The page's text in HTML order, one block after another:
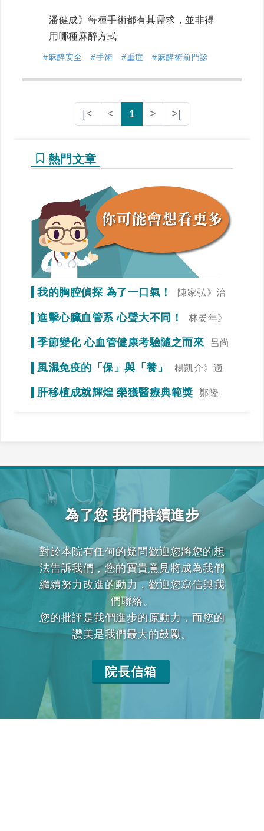
潘健成》每種手術都有其需求，並非得
用哪種麻醉方式
#麻醉安全 #手術 #重症 #麻醉術前門診
|< < 1 > >|
熱門文章
我的胸腔偵探 為了一口氣！
陳家弘》治
療是為了未來生活品質
進擊心臟血管系 心聲大不同！
林晏年》
調整生活習慣「心」事就變少！
季節變化 心血管健康考驗隨之而來
呂尚
風濕免疫的「保」與「養」
楊凱介》適
當運動，達到調整免疫力的效果
肝移植成就輝煌 榮獲醫療典範獎
鄭隆
為了您 我們持續進步
對於本院有任何的疑問歡迎您將您的想
法告訴我們，您的寶貴意見將成為我們
繼續努力改進的動力，歡迎您寫信與我
們聯絡。
您的批評是我們進步的原動力，而您的
讚美是我們最大的鼓勵。
院長信箱